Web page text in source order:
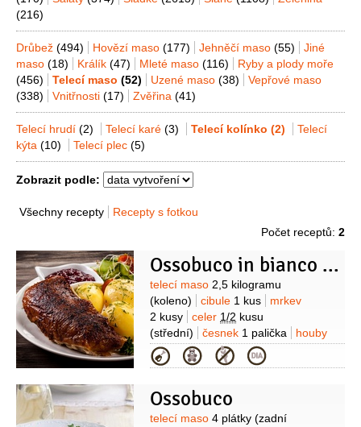
(216)
Drůbež (494) Hovězí maso (177) Jehněčí maso (55)
Jiné
maso (18) Králík (47) Mleté maso (116)
Ryby a plody moře
(456)
Telecí maso (52) Uzené maso (38)
Vepřové maso
(338)
Vnitřnosti (17) Zvěřina (41)
Telecí hrudí (2) Telecí karé (3) Telecí kolínko (2)
Telecí
kýta (10) Telecí plec (5)
Zobrazit podle:
Všechny recepty
Recepty s fotkou
Počet receptů: 2
Ossobuco in bianco - Dušené telecí koleno
Suroviny
telecí maso 2,5 kilogramu
(koleno)
cibule 1 kus
mrkev
2 kusy
celer 1/2 kusu
(střední)
česnek 1 palička
houby
sušené2 hrsti
tymián
2 hrsti
bobkový list
Kategorie
Ossobuco
Suroviny
telecí maso 4 plátky (zadní